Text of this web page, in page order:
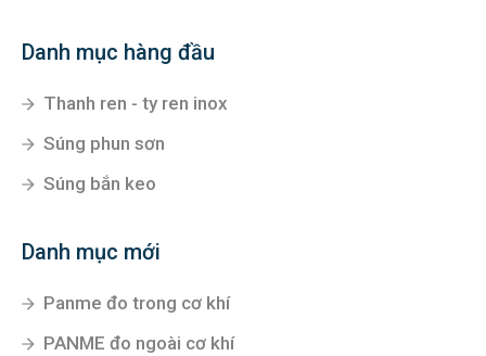
Danh mục hàng đầu
Thanh ren - ty ren inox
Súng phun sơn
Súng bắn keo
Danh mục mới
Panme đo trong cơ khí
PANME đo ngoài cơ khí